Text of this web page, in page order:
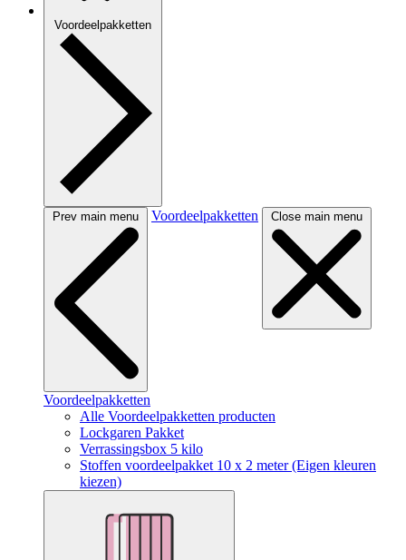
Voordeelpakketten
Prev main menu Voordeelpakketten Close main menu
Voordeelpakketten
Alle Voordeelpakketten producten
Lockgaren Pakket
Verrassingsbox 5 kilo
Stoffen voordeelpakket 10 x 2 meter (Eigen kleuren
kiezen)